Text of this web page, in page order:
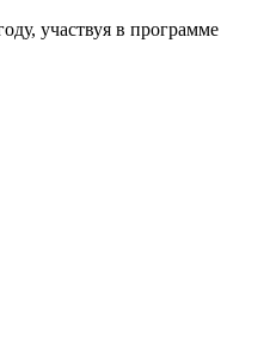
участвуя в программе